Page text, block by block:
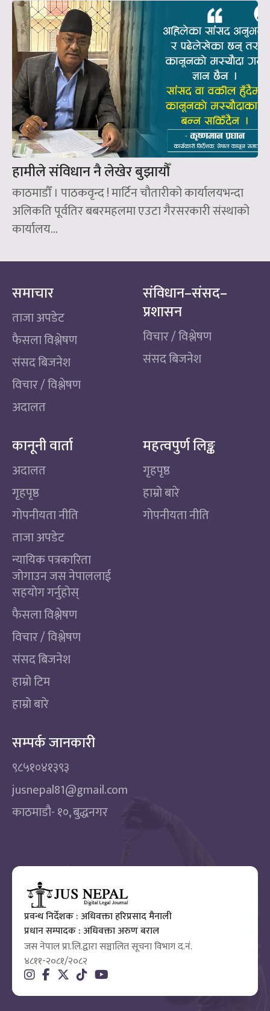
हामीले संविधान नै लेखेर बुझायौँ
काठमाडौँ । पाठकवृन्द ! मार्टिन चौतारीको कार्यालयभन्दा
अलिकति पूर्वतिर बबरमहलमा एउटा गैरसरकारी संस्थाको
कार्यालय...
समाचार
ताजा अपडेट
फैसला विश्लेषण
संसद बिजनेश
विचार / विश्लेषण
अदालत
संविधान–संसद–
प्रशासन
विचार / विश्लेषण
संसद बिजनेश
कानूनी वार्ता
अदालत
गृहपृष्ठ
गोपनीयता नीति
ताजा अपडेट
न्यायिक पत्रकारिता
जोगाउन जस नेपाललाई
सहयोग गर्नुहोस्
फैसला विश्लेषण
विचार / विश्लेषण
संसद बिजनेश
हाम्रो टिम
हाम्रो बारे
महत्वपुर्ण लिङ्क
गृहपृष्ठ
हाम्रो बारे
गोपनीयता नीति
सम्पर्क जानकारी
९८५१०४१३९३
jusnepal81@gmail.com
काठमाडाै‌- १०, बुद्धनगर
प्रवन्ध निर्देशक : अधिवक्ता हरिप्रसाद मैनाली
प्रधान सम्पादक : अधिवक्ता अरुण बराल
जस नेपाल प्रा.लि.द्वारा सञ्चालित सूचना विभाग द.नं.
४८११-२०८१/२०८२